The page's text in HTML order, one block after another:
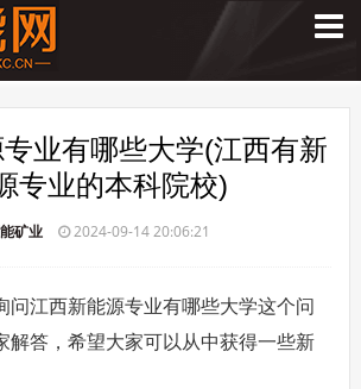
业有哪些大学(江西有新
专业的本科院校)
矿业 2024-09-14 20:06:21
问江西新能源专业有哪些大学这个问
解答，希望大家可以从中获得一些新